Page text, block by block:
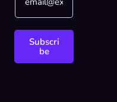
a
i
m
a
Subscri
be